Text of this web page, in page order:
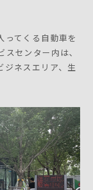
ってくる自動車を
センター内は、
ジネスエリア、生